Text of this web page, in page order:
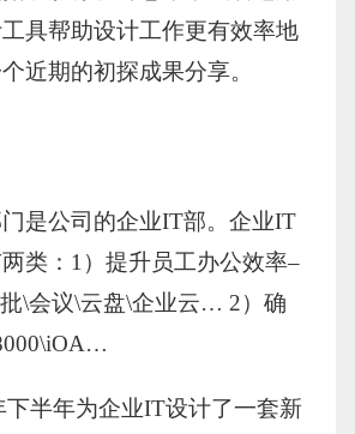
具帮助设计工作更有效率地
近期的初探成果分享。
是公司的企业IT部。企业IT
类：1）提升员工办公效率–
\会议\云盘\企业云… 2）确
下半年为企业IT设计了一套新